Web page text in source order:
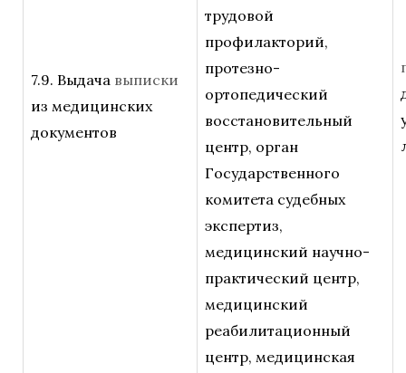
7.9. Выдача выписки
из медицинских
документов
трудовой
профилакторий,
протезно-
ортопедический
восстановительный
центр, орган
Государственного
комитета судебных
экспертиз,
медицинский научно-
практический центр,
медицинский
реабилитационный
центр, медицинская